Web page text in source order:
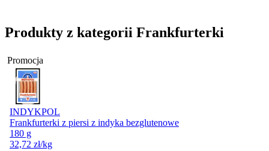
Produkty z kategorii Frankfurterki
Promocja
INDYKPOL
Frankfurterki z piersi z indyka bezglutenowe
180 g
32,72 zł/kg